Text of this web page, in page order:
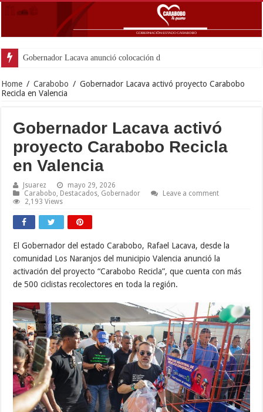
Gobernador Lacava anunció colocación de más de mil 500 tonelada
Home / Carabobo / Gobernador Lacava activó proyecto Carabobo
Recicla en Valencia
Gobernador Lacava activó
proyecto Carabobo Recicla
en Valencia
Jsuarez
mayo 29, 2026
Carabobo Destacados Gobernador
Leave a comment
2,193 Views
El Gobernador del estado Carabobo, Rafael Lacava, desde la
comunidad Los Naranjos del municipio Valencia anunció la
activación del proyecto “Carabobo Recicla”, que cuenta con más
de 500 ciclistas recolectores en toda la región.